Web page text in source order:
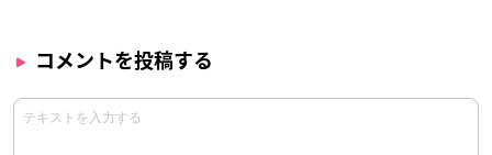
コメントを投稿する